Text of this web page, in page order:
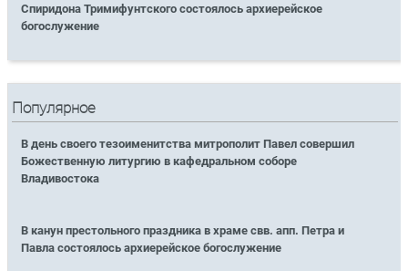
Спиридона Тримифунтского состоялось архиерейское
богослужение
Популярное
В день своего тезоименитства митрополит Павел совершил
Божественную литургию в кафедральном соборе
Владивостока
В канун престольного праздника в храме свв. апп. Петра и
Павла состоялось архиерейское богослужение